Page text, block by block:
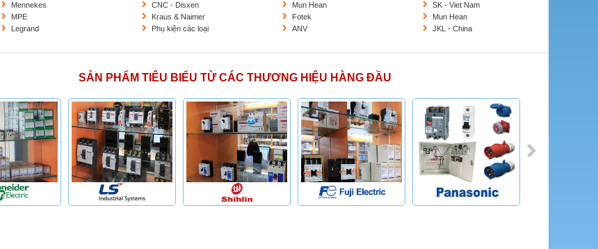
Mennekes
MPE
Legrand
CNC - Disxen
Kraus & Naimer
Phụ kiện các loại
Mun Hean
Fotek
ANV
SK - Viet Nam
Mun Hean
JKL - China
SẢN PHẨM TIÊU BIỂU TỪ CÁC THƯƠNG HIỆU HÀNG ĐẦU